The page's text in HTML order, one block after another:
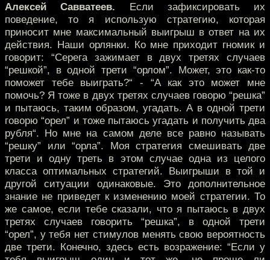
Алексей Савватеев. Если зафиксировать их
поведение, то я использую стратегию, которая
приносит мне максимальный выигрыш в ответ на их
действия. Наши орлянки. Ко мне приходит гномик и
говорит: “Серега зажимает в двух третях случаев
“решкой”, в одной трети “орлом”. Может, это как-то
поможет тебе выиграть?“ - “А как это может мне
помочь? Я тоже в двух третях случаев говорю “решка”
и пытаюсь, таким образом, угадать. А в одной трети
говорю “орел” и тоже пытаюсь угадать и получить два
рубля“. Но мне на самом деле все равно называть
“решку” или “орла”. Моя стратегия смешивать две
трети и одну треть в этом случае одна из целого
класса оптимальных стратегий. Выигрыши в той и
другой ситуации одинаковые. Это дополнительное
знание не приведет к изменению моей стратегии. То
же самое, если тебе сказали, что я пытаюсь в двух
третях случаев говорить “решка”, в одной трети
“орел”, у тебя нет стимулов менять свою вероятность
две трети. Конечно, здесь есть возражение: “Если у